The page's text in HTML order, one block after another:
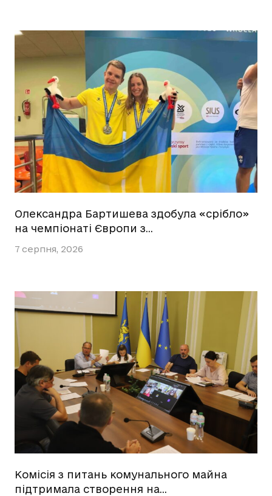
Олександра Бартишева здобула «срібло»
на чемпіонаті Європи з…
7 серпня, 2026
Комісія з питань комунального майна
підтримала створення на…